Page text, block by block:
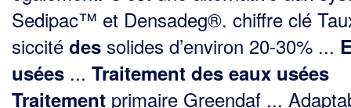
Sedipac™ et Densadeg®. chiffre clé
siccité des solides d’environ 20-30% ...
usées ... Traitement des eaux usées
Traitement primaire Greendaf ...